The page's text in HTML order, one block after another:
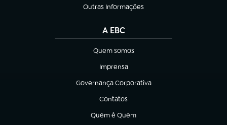
Outras Informações
(abre em nova aba)
A EBC
Quem somos
(abre em nova aba)
Imprensa
(abre em nova aba)
Governança Corporativa
(abre em nova aba)
Contatos
(abre em nova aba)
Quem é Quem
(abre em nova aba)